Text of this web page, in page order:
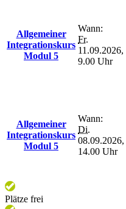
Allgemeiner
Integrationskurs
Modul 5
Wann:
Fr.
11.09.2026,
9.00 Uhr
Allgemeiner
Integrationskurs
Modul 5
Wann:
Di.
08.09.2026,
14.00 Uhr
Plätze frei